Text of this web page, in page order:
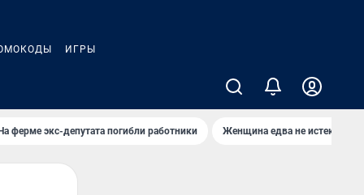
ИГРЫ
ферме экс-депутата погибли работники Женщина едва не истекла